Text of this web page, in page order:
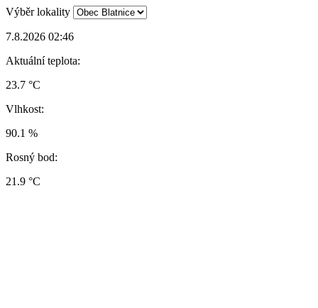
Výběr lokality
7.8.2026 02:46
Aktuální teplota:
23.7 °C
Vlhkost:
90.1 %
Rosný bod:
21.9 °C